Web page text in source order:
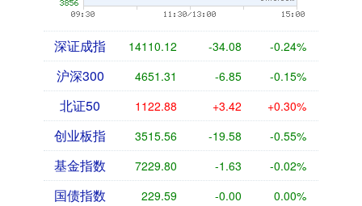
深证成指 14110.12 -34.08 -0.24%
沪深300 4651.31 -6.85 -0.15%
北证50 1122.88 +3.42 +0.30%
创业板指 3515.56 -19.58 -0.55%
基金指数 7229.80 -1.63 -0.02%
国债指数 229.59 -0.00 0.00%